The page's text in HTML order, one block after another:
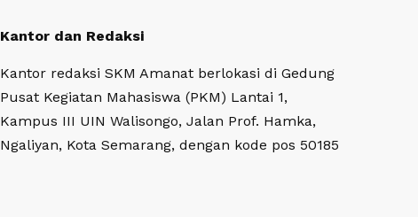
Kantor dan Redaksi
Kantor redaksi SKM Amanat berlokasi di Gedung
Pusat Kegiatan Mahasiswa (PKM) Lantai 1,
Kampus III UIN Walisongo, Jalan Prof. Hamka,
Ngaliyan, Kota Semarang, dengan kode pos 50185